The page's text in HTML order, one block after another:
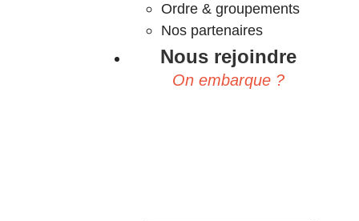
Ordre & groupements
Nos partenaires
Nous rejoindre
On embarque ?